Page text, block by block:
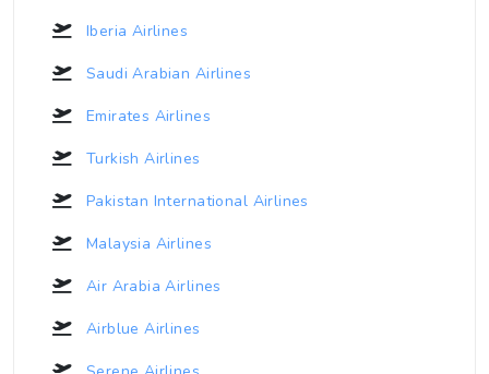
Iberia Airlines
Saudi Arabian Airlines
Emirates Airlines
Turkish Airlines
Pakistan International Airlines
Malaysia Airlines
Air Arabia Airlines
Airblue Airlines